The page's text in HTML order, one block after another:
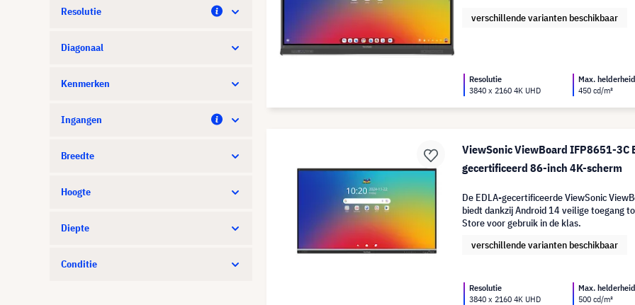
Resolutie
Diagonaal
Kenmerken
Ingangen
Breedte
Hoogte
Diepte
Conditie
verschillende varianten beschikbaar
Resolutie
3840 x 2160 4K UHD
Max.
450 cd/m²
ViewSonic ViewBoard IFP8651-3C
gecertificeerd 86-inch 4K-scherm
De EDLA-gecertificeerde ViewSonic
biedt dankzij Android 14 veilige toegang
Store voor gebruik in de klas.
verschillende varianten beschikbaar
Resolutie
3840 x 2160 4K UHD
Max.
500 cd/m²